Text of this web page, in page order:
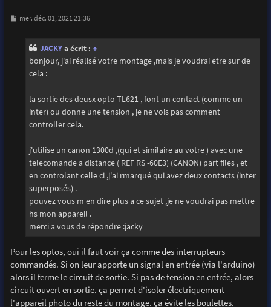
M
mer. déc. 01, 2021 21:36
JACKYa écrit : ↑
bonjour, j'ai réalisé votre montage ,mais je voudrai etre sur de
cela :
la sortie des deusx opto TL621 , font un contact (comme un
inter) ou donne une tension , je ne vois pas comment
controller cela.
j'utilise un canon 1300d ,(qui et similaire au votre ) avec une
telecomande a distance ( REF RS -60E3) (CANON) part files , et
en controlant celle ci ,j'ai rmarqué qui avez deux contacts (inter
superposés) .
pouvez vous m en dire plus a ce sujet ,je ne voudrai pas mettre
hs mon appareil .
merci a vous de répondre :jacky
Pour les optos, oui il faut voir ça comme des interrupteurs
commandés. Si on leur apporte un signal en entrée (via l'arduino)
alors il ferme le circuit de sortie. Si pas de tension en entrée, alors
circuit ouvert en sortie. ça permet d'isoler électriquement
l'appareil photo du reste du montage. ça évite les boulettes.